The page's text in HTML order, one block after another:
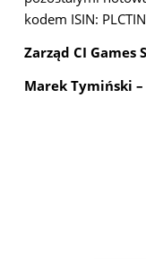
kodem ISIN:
Zarząd CI Games
Marek Tymiński –